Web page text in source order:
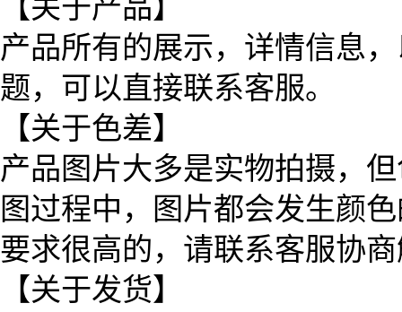
【关于产品】
产品所有的展示，详情信息
题，可以直接联系客服。
【关于色差】
产品图片大多是实物拍摄，
图过程中，图片都会发生颜
要求很高的，请联系客服协
【关于发货】